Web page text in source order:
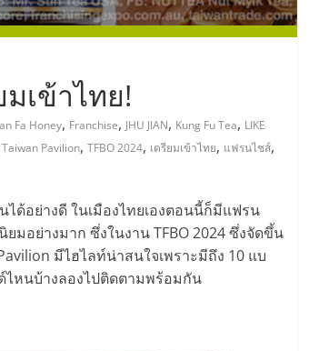
เข้าไทย!
Fa Honey, Franchise, JHU JIAN, Kung Fu Tea, LIKE
Taiwan Pavilion, TFBO 2024, เตรียมเข้าไทย, แฟรนไชส์,
ด้อย่างดี ในเมืองไทยเองตอนนี้ก็มีแฟรน
อย่างมาก ซึ่งในงาน TFBO 2024 ซึ่งจัดขึ้น
มีไฮไลท์น่าสนใจเพราะมีถึง 10 แบ
ไหนบ้างลองไปติดตามพร้อมกัน